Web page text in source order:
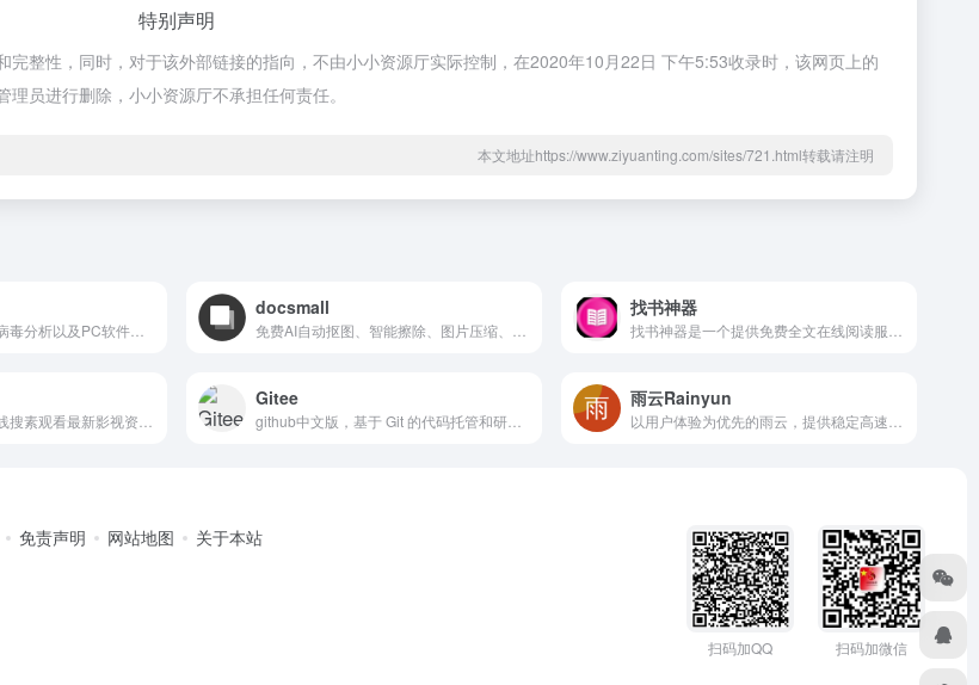
特别声明
整性，同时，对于该外部链接的指向，不由小小资源厅实际控制，在2020年10月22日 下午5:53收录时，该网页上的
员进行删除，小小资源厅不承担任何责任。
本文地址https://www.ziyuanting.com/sites/721.html转载请注明
docsmall 找书神器
Gitee 雨云Rainyun
免责声明 网站地图 关于本站
扫码加QQ 扫码加微信